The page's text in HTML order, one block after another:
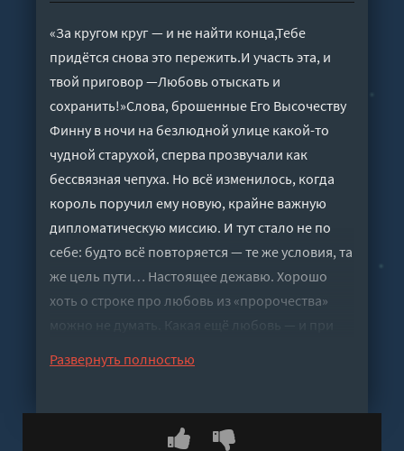
«За кругом круг — и не найти конца,Тебе
придётся снова это пережить.И участь эта, и
твой приговор —Любовь отыскать и
сохранить!»Слова, брошенные Его Высочеству
Финну в ночи на безлюдной улице какой-то
чудной старухой, сперва прозвучали как
бессвязная чепуха. Но всё изменилось, когда
король поручил ему новую, крайне важную
дипломатическую миссию. И тут стало не по
себе: будто всё повторяется — те же условия, та
же цель пути… Настоящее дежавю. Хорошо
хоть о строке про любовь из «пророчества»
можно не думать. Какая ещё любовь — и при
потому что часть персонажей уже знакома по
Развернуть полностью